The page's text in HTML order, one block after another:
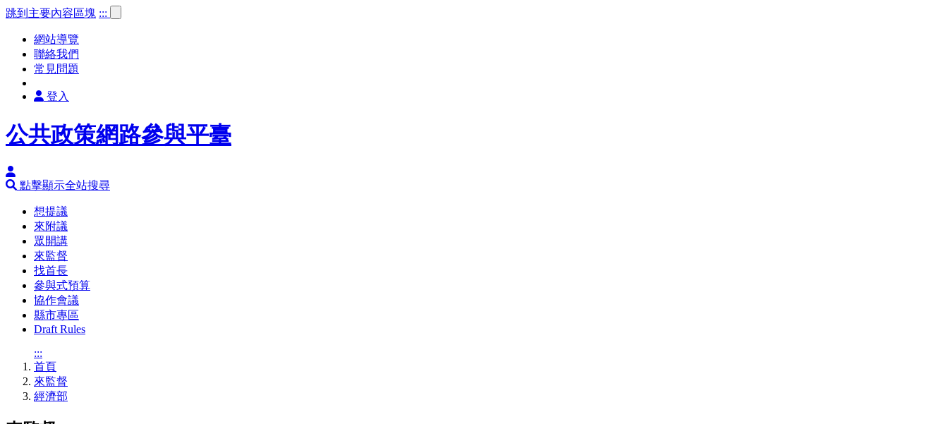
跳到主要內容區塊 :::
網站導覽
聯絡我們
常見問題
登入
公共政策網路參與平臺
點擊顯示全站搜尋
想提議
來附議
眾開講
來監督
找首長
參與式預算
協作會議
縣市專區
Draft Rules
:::
首頁
來監督
經濟部